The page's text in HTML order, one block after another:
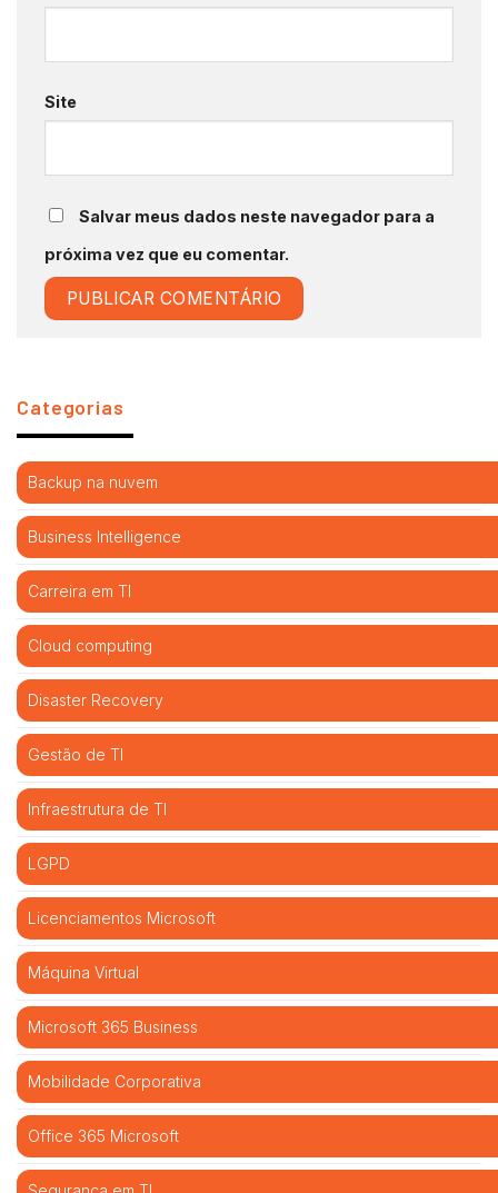
Site
Salvar meus dados neste navegador para a
próxima vez que eu comentar.
Categorias
Backup na nuvem
Business Intelligence
Carreira em TI
Cloud computing
Disaster Recovery
Gestão de TI
Infraestrutura de TI
LGPD
Licenciamentos Microsoft
Máquina Virtual
Microsoft 365 Business
Mobilidade Corporativa
Office 365 Microsoft